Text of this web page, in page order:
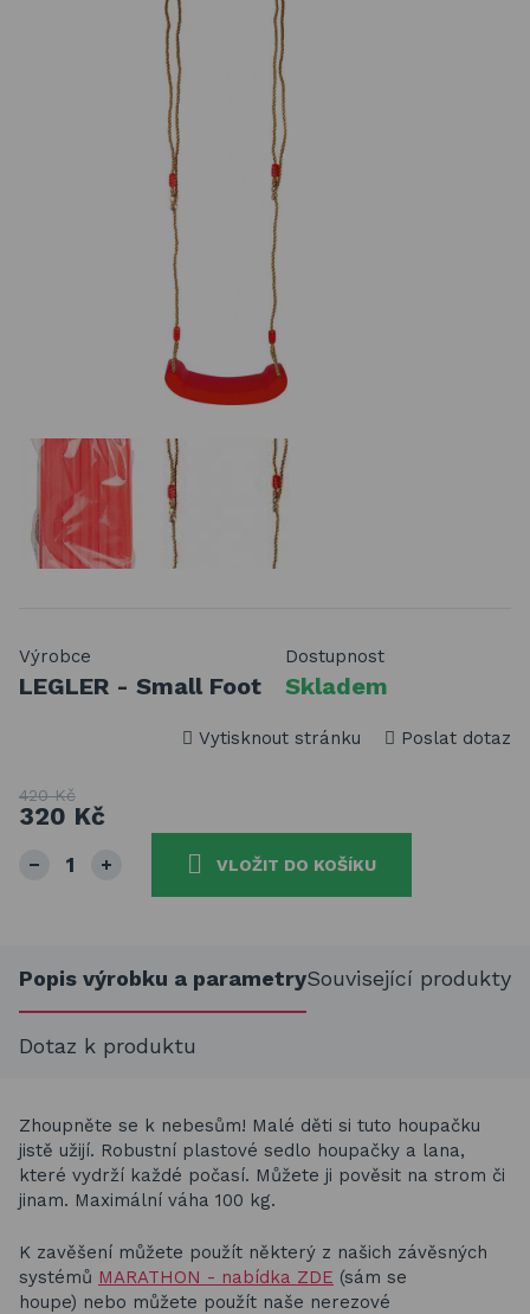
Basketbalové koše
Holandský billiard (shuffleboard)
Gumové podlahy (dlaždice)
Výrobce
LEGLER - Small Foot
Dostupnost
Skladem
Vytisknout stránku Poslat dotaz
420 Kč
320 Kč
VLOŽIT DO KOŠÍKU
Popis výrobku a parametrySouvisející produkty
Dotaz k produktu
Zhoupněte se k nebesům! Malé děti si tuto houpačku
jistě užijí. Robustní plastové sedlo houpačky a lana,
které vydrží každé počasí. Můžete ji pověsit na strom či
jinam. Maximální váha 100 kg.
K zavěšení můžete použít některý z našich závěsných
systémů MARATHON - nabídka ZDE (sám se
houpe) nebo můžete použít naše nerezové